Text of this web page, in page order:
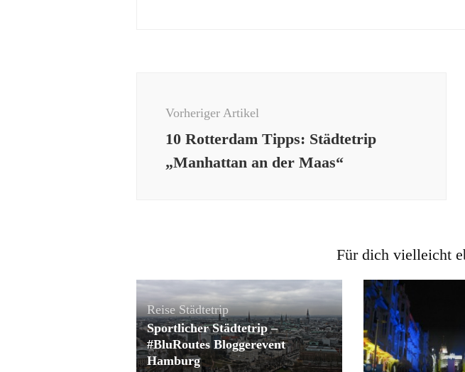
Vorheriger Artikel
10 Rotterdam Tipps: Städtetrip
„Manhattan an der Maas“
Für dich vielleicht
Reise Städtetrip
Sportlicher Städtetrip –
#BluRoutes Bloggerevent
Hamburg